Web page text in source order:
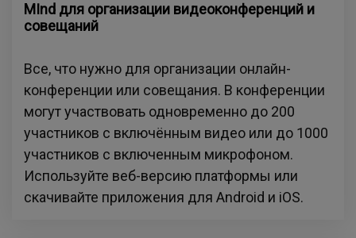
MInd для организации видеоконференций и
совещаний
Все, что нужно для организации онлайн-
конференции или совещания. В конференции
могут участвовать одновременно до 200
участников с включённым видео или до 1000
участников с включенным микрофоном.
Используйте веб-версию платформы или
скачивайте приложения для Android и iOS.